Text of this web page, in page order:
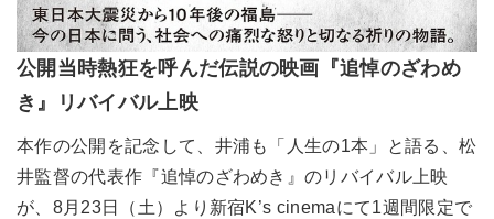
公開当時熱狂を呼んだ伝説の映画『追悼のざわめ
き』リバイバル上映
本作の公開を記念して、井浦も「人生の1本」と語る、松
井監督の代表作『追悼のざわめき』のリバイバル上映
が、8月23日（土）より新宿K’s cinemaにて1週間限定で